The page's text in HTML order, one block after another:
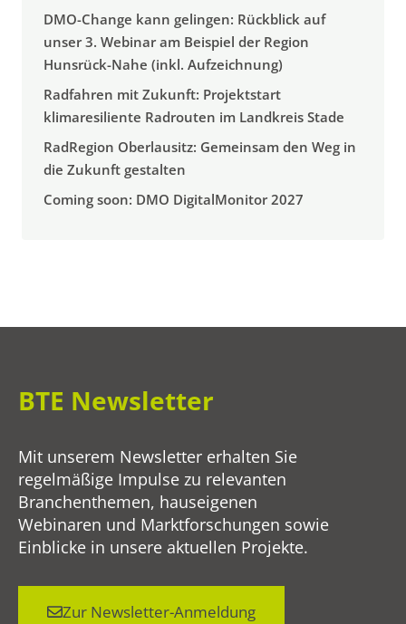
DMO-Change kann gelingen: Rückblick auf
unser 3. Webinar am Beispiel der Region
Hunsrück-Nahe (inkl. Aufzeichnung)
Radfahren mit Zukunft: Projektstart
klimaresiliente Radrouten im Landkreis Stade
RadRegion Oberlausitz: Gemeinsam den Weg in
die Zukunft gestalten
Coming soon: DMO DigitalMonitor 2027
BTE Newsletter
Mit unserem Newsletter erhalten Sie
regelmäßige Impulse zu relevanten
Branchenthemen, hauseigenen
Webinaren und Marktforschungen sowie
Einblicke in unsere aktuellen Projekte.
Zur Newsletter-Anmeldung